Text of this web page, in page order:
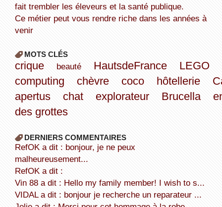
fait trembler les éleveurs et la santé publique.
Ce métier peut vous rendre riche dans les années à
venir
MOTS CLÉS
crique beauté HautsdeFrance LEGO
computing
chèvre coco hôtellerie
apertus
chat explorateur Brucella
des grottes
DERNIERS COMMENTAIRES
refOK a dit : bonjour, je ne peux
malheureusement...
refOK a dit :
Vin 88 a dit : Hello my family member! I wish to s...
VIDAL a dit : bonjour je recherche un reparateur ...